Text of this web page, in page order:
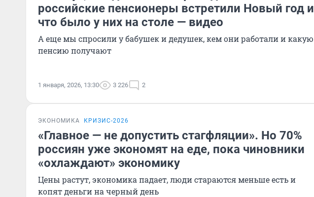
российские пенсионеры встретили Новый год и
что было у них на столе — видео
А еще мы спросили у бабушек и дедушек, кем они работали и какую
пенсию получают
1 января, 2026, 13:30 3 226 2
ЭКОНОМИКА КРИЗИС-2026
«Главное — не допустить стагфляции». Но 70%
россиян уже экономят на еде, пока чиновники
«охлаждают» экономику
Цены растут, экономика падает, люди стараются меньше есть и
копят деньги на черный день